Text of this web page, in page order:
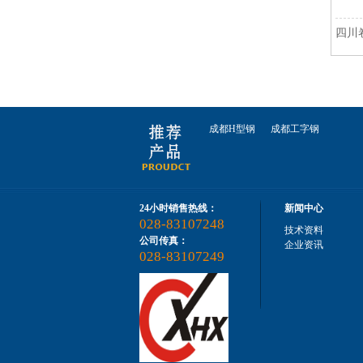
四川
成都H型钢 成都工字钢
24小时销售热线：
028-83107248
公司传真：
028-83107249
新闻中心
技术资料
企业资讯